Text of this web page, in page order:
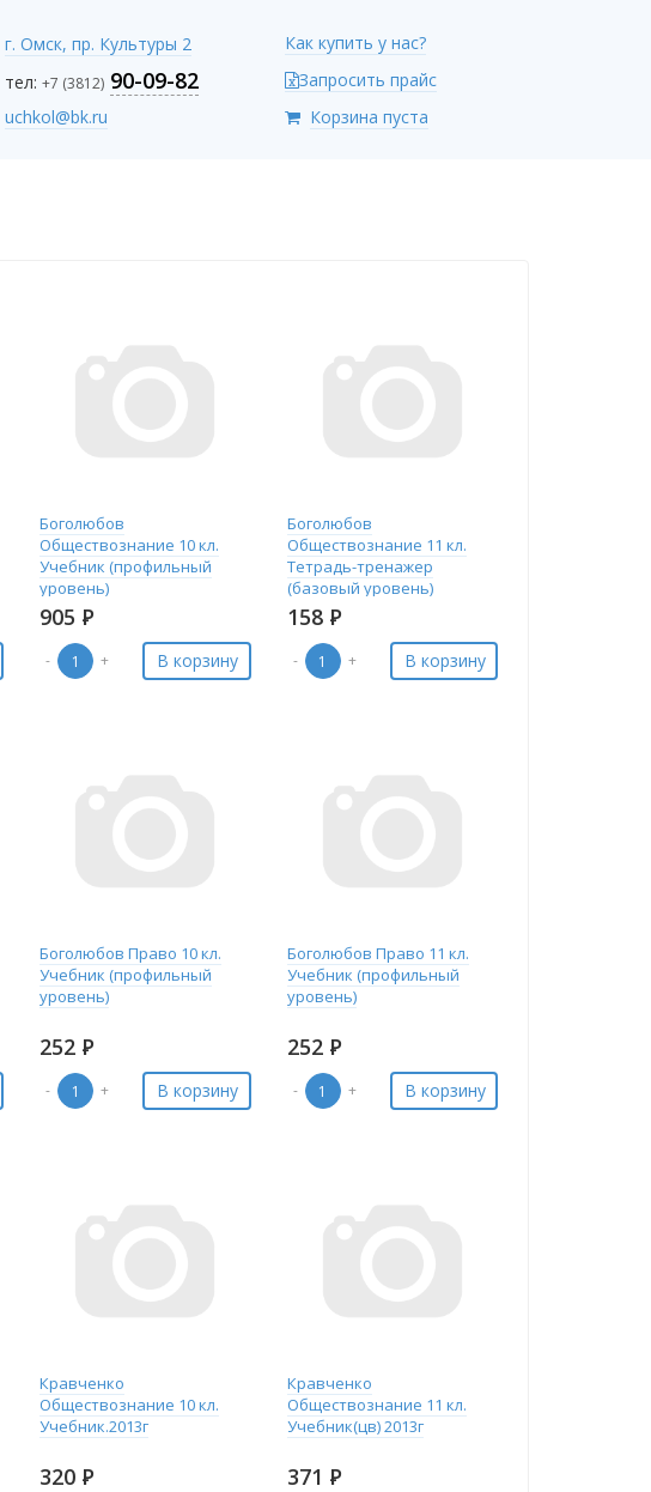
г. Омск, пр. Культуры 2
тел: +7 (3812) 90-09-82
uchkol@bk.ru
Как купить у нас?
Запросить прайс
Корзина пуста
Боголюбов
Обществознание 10 кл.
Учебник (профильный
уровень)
905 Р
- + В корзину
Боголюбов
Обществознание 11 кл.
Тетрадь-тренажер
(базовый уровень)
158 Р
- + В корзину
Боголюбов Право 10 кл.
Учебник (профильный
уровень)
252 Р
- + В корзину
Боголюбов Право 11 кл.
Учебник (профильный
уровень)
252 Р
- + В корзину
Кравченко
Обществознание 10 кл.
Учебник.2013г
320 Р
Кравченко
Обществознание 11 кл.
Учебник(цв) 2013г
371 Р